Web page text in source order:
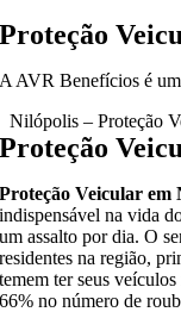
Proteção
A AVR Benefícios é
Nilópolis – Proteção
Proteção
Proteção Veicular em
indispensável na vida
um assalto por dia. O
residentes na região,
temem ter seus
66% no número de